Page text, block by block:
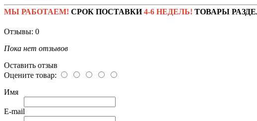
МЫ РАБОТАЕМ! СРОК ПОСТАВКИ4-6 НЕДЕЛЬ! ТОВАРЫ
Отзывы: 0
Пока нет отзывов
Оставить отзыв
Оцените товар:
Имя
E-mail